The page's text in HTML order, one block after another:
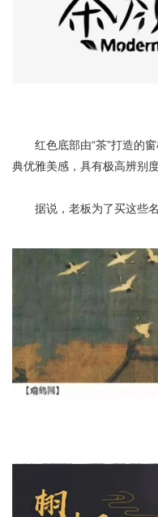
红色底部由“茶”打造的窗
典优雅美感，具有极高辨别度
据说，老板为了买这些名